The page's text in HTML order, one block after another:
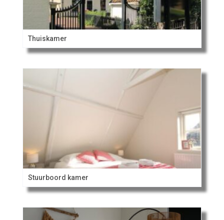
Thuiskamer
Stuurboord kamer